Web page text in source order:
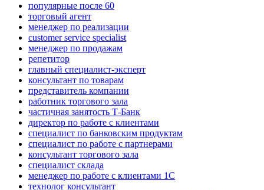
популярные после 60
торговый агент
менеджер по реализации
customer service specialist
менеджер по продажам
репетитор
главный специалист-эксперт
консультант по товарам
представитель компании
работник торгового зала
частичная занятость Т-Банк
директор по работе с клиентами
специалист по банковским продуктам
специалист по работе с партнерами
консультант торгового зала
специалист склада
менеджер по работе с клиентами 1С
технолог консультант